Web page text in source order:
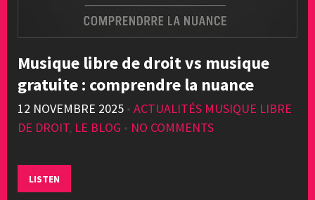
Musique libre de droit vs musique
gratuite : comprendre la nuance
12 NOVEMBRE 2025 • ACTUALITÉS MUSIQUE LIBRE
DE DROIT, LE BLOG • NO COMMENTS
LISTEN